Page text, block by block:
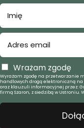
Wrażam zgodę
Wyrażam zgodę na przetwarzanie
handlowych drogą elektroniczną na
oraz klauzuli informacyjnej przez:
firmą Szaron, z siedzibą w Ustroniu.